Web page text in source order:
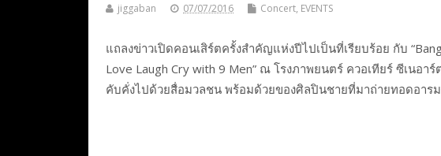
jiggaban 07/07/2016 Concert, EVENTS
แถลงข่าวเปิดคอนเสิร์ตครั้งสำคัญแห่งปีไปเป็นที่เรียบร้อย กับ
Love Laugh Cry with 9 Men” ณ โรงภาพยนตร์ ควอเทียร์ ซีเนอา
คับคั่งไปด้วยสื่อมวลชน พร้อมด้วยของศิลปินชายที่มาถ่ายทอดอาร